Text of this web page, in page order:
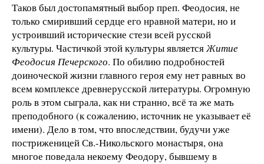
Таков был достопамятный выбор преп. Феодосия, не
только смиривший сердце его нравной матери, но и
устроивший исторические стези всей русской
культуры. Частичкой этой культуры являетсяЖитие
Феодосия Печерского. По обилию подробностей
доиноческой жизни главного героя ему нет равных во
всем комплексе древнерусской литературы. Огромную
роль в этом сыграла, как ни странно, всё та же мать
преподобного (к сожалению, источник не указывает её
имени). Дело в том, что впоследствии, будучи уже
постриженицей Св.-Никольского монастыря, она
многое поведала некоему Феодору, бывшему в